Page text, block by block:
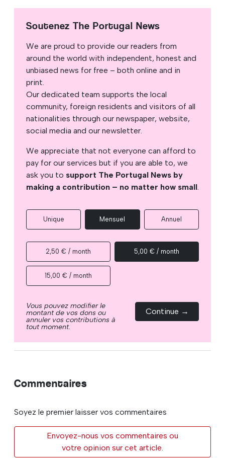
Soutenez The Portugal News
We are proud to provide our readers from
around the world with independent, honest and
unbiased news for free – both online and in
print.
Our dedicated team supports the local
community, foreign residents and visitors of all
nationalities through our newspaper, website,
social media and our newsletter.
We appreciate that not everyone can afford to
pay for our services but if you are able to, we
ask you to support The Portugal News by
making a contribution – no matter how small.
Unique Mensuel Annuel
2,50 € / month 5,00 € / month
15,00 € / month
Vous pouvez modifier le
montant de vos dons ou
annuler vos contributions à
tout moment.
Continue →
Commentaires
Soyez le premier laisser vos commentaires
Envoyez-nous vos commentaires ou
votre opinion sur cet article.